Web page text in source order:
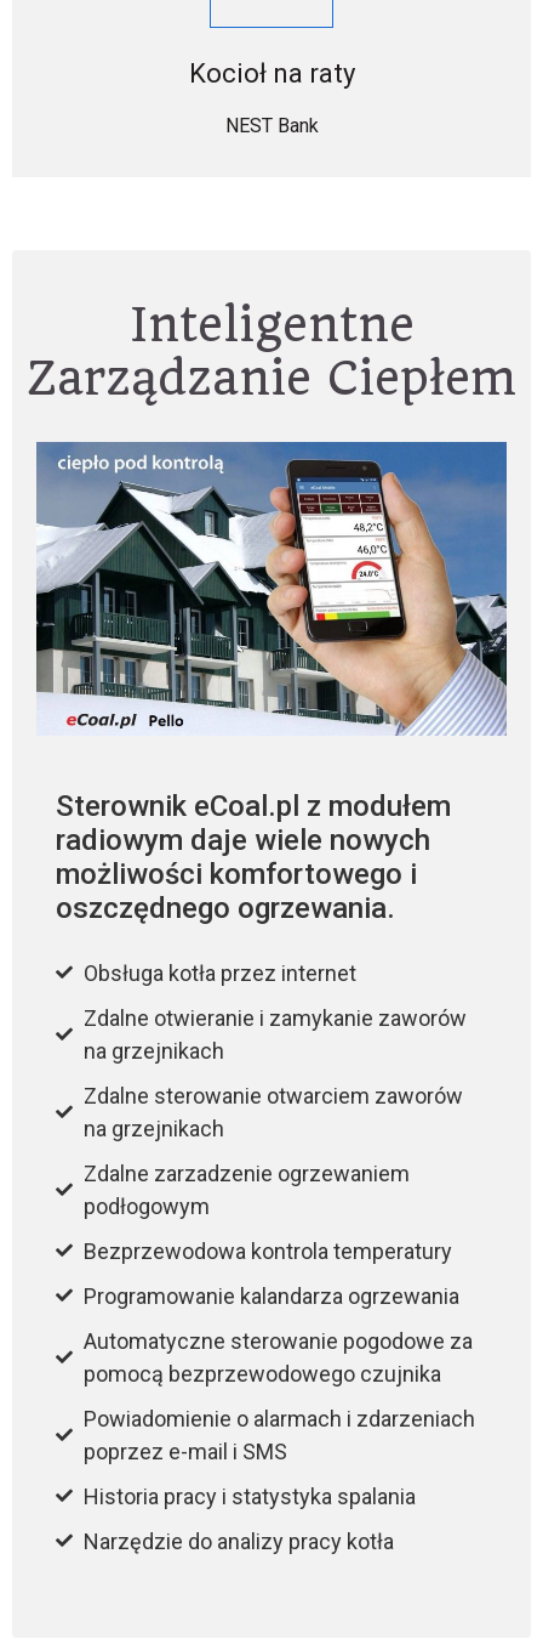
Kocioł na raty
NEST Bank
Inteligentne
Zarządzanie Ciepłem
Sterownik eCoal.pl z modułem
radiowym daje wiele nowych
możliwości komfortowego i
oszczędnego ogrzewania.
Obsługa kotła przez internet
Zdalne otwieranie i zamykanie zaworów
na grzejnikach
Zdalne sterowanie otwarciem zaworów
na grzejnikach
Zdalne zarzadzenie ogrzewaniem
podłogowym
Bezprzewodowa kontrola temperatury
Programowanie kalandarza ogrzewania
Automatyczne sterowanie pogodowe za
pomocą bezprzewodowego czujnika
Powiadomienie o alarmach i zdarzeniach
poprzez e-mail i SMS
Historia pracy i statystyka spalania
Narzędzie do analizy pracy kotła